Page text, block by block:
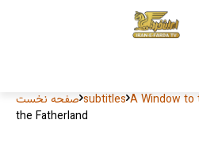
صفحه نخست subtitles A Window to
the Fatherland